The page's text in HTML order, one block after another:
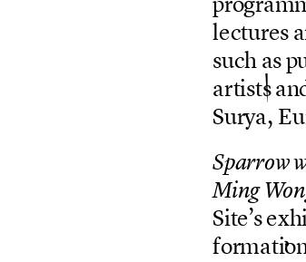
lecturesa
suchasp
artistsan
Surya, Eu
Sparrow
MingWon
Site’sexh
formatio